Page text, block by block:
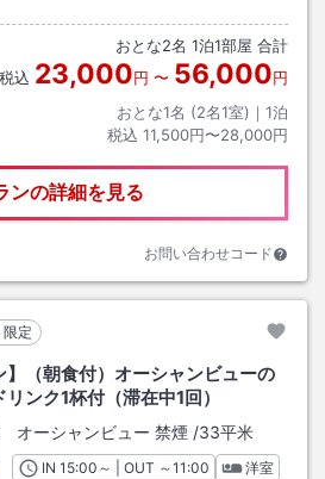
おとな2名 1泊1部屋 合計
税込 23,000円 〜 56,000円
おとな1名 (2名1室)｜ 1泊
税込 11,500円〜28,000円
ンの詳細を見る
お問い合わせコード
限定
（朝食付）オーシャンビューの
ンク1杯付（滞在中1回）
オーシャンビュー 禁煙 /33平米
INチェックイン
15:00 ～ | OUT チェックアウト
～11:00
洋室